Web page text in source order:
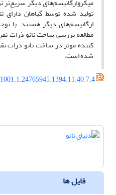
میکروارگانیسم‌های دیگر سریع‌تر
تولید شده توسط گیاهان
ارگانیسم‌های دیگر هستند. با
مطالعه بررسی ساخت نانو ذرات
کننده موثر در ساخت نانو ذرات
شده است.
فایل ها